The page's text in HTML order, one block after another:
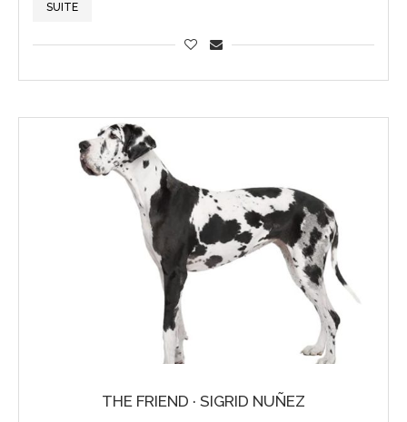
SUITE
THE FRIEND · SIGRID NUÑEZ